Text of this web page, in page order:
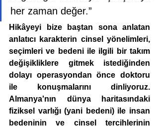
her zaman değer.”
Hikâyeyi bize baştan sona anlatan
anlatıcı karakterin cinsel yönelimleri,
seçimleri ve bedeni ile ilgili bir takım
değişikliklere gitmek istediğinden
dolayı operasyondan önce doktoru
ile konuşmalarını dinliyoruz.
Almanya'nın dünya haritasındaki
fiziksel varlığı (yani bedeni) ile insan
bedeninin ve cinsel tercihlerinin